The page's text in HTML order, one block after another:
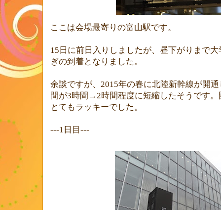
ここは会場最寄りの富山駅です。
15 日に前日入りしましたが、昼下がりまで
ぎの到着となりました。
余談ですが、 2015年の春に北陸新幹線が開
間が3時間→2時間程度に短縮したそうです
とてもラッキーでした。
---1 日目---